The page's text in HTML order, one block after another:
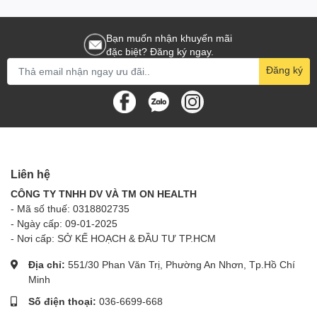
Trẻ em từ 0 tháng tuổi trở lên có nhu cầu bổ sung DHA, EPA.
Chưa có thông tin về tác dụng phụ của sản phẩm.
kiến của bác sĩ trước khi sử dụng sản phẩm.
Chứa cá và đậu nành.
Thực phẩm này không phải là thuốc, không có tác dụng
thay thế thuốc chữa bệnh.
Đọc kỹ hướng dẫn sử dụng trước khi dùng.
Bảo quản
mát tủ lạnh sau khi mở nắp.
Bạn muốn nhận khuyến mãi
đặc biệt? Đăng ký ngay.
Đăng ký
Liên hệ
CÔNG TY TNHH DV VÀ TM ON HEALTH
- Mã số thuế: 0318802735
- Ngày cấp: 09-01-2025
- Nơi cấp: SỞ KẾ HOẠCH & ĐẦU TƯ TP.HCM
Địa chỉ: 551/30 Phan Văn Trị, Phường An Nhơn, Tp.Hồ Chí
Minh
Số điện thoại: 036-6699-668